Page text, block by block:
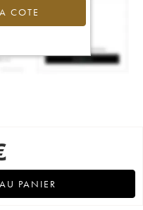
COTE
PANIER